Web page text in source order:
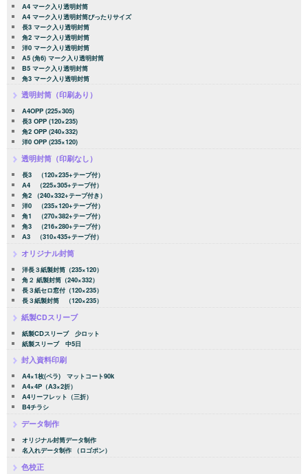
A4 マーク入り透明封筒
A4 マーク入り透明封筒ぴったりサイズ
長3 マーク入り透明封筒
角2 マーク入り透明封筒
洋0 マーク入り透明封筒
A5 (角6) マーク入り透明封筒
B5 マーク入り透明封筒
角3 マーク入り透明封筒
透明封筒（印刷あり）
A4OPP (225×305)
長3 OPP (120×235)
角2 OPP (240×332)
洋0 OPP (235×120)
透明封筒（印刷なし）
長3 （120×235+テープ付）
A4 （225×305+テープ付）
角2 （240×332+テープ付き）
洋0 （235×120+テープ付）
角1 （270×382+テープ付）
角3 （216×280+テープ付）
A3 （310×435+テープ付）
オリジナル封筒
洋長３紙製封筒（235×120）
角２ 紙製封筒（240×332）
長３紙セロ窓付（120×235）
長３紙製封筒 （120×235）
紙製CDスリーブ
紙製CDスリーブ 少ロット
紙製スリーブ 中5日
封入資料印刷
A4×1枚(ペラ) マットコート90k
A4×4P（A3×2折）
A4リーフレット（三折）
B4チラシ
データ制作
オリジナル封筒データ制作
名入れデータ制作 （ロゴポン）
色校正